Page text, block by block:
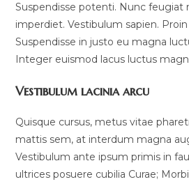
Suspendisse potenti. Nunc feugiat
imperdiet. Vestibulum sapien.
Suspendisse in justo eu magna
Integer euismod lacus luctus
Vestibulum lacinia arcu
Quisque cursus, metus vitae
mattis sem, at interdum magna
Vestibulum ante ipsum primis in
ultrices posuere cubilia Curae;